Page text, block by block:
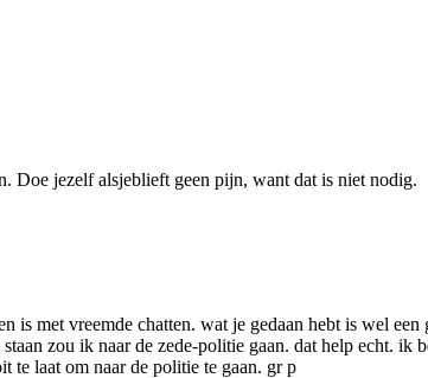
Doe jezelf alsjeblieft geen pijn, want dat is niet nodig.
met vreemde chatten. wat je gedaan hebt is wel een
zou ik naar de zede-politie gaan. dat help echt. ik
te laat om naar de politie te gaan. gr p